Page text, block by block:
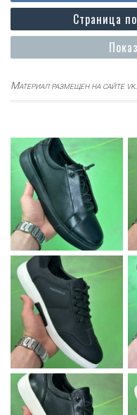
Страница
Материал размещен на сайте